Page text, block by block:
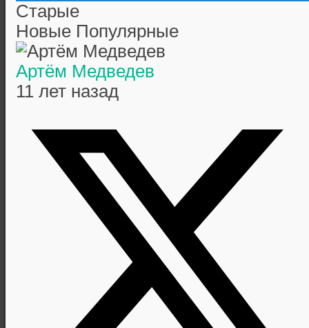
Старые
Новые Популярные
Артём Медведев
11 лет назад